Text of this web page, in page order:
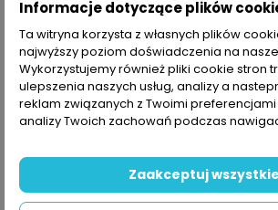
Informacje dotyczące plików
Ta witryna korzysta z własnych plików
najwyższy poziom doświadczenia na
Wykorzystujemy również pliki cookie stron
ulepszenia naszych usług, analizy a
reklam związanych z Twoimi
analizy Twoich zachowań podczas
Zaakceptuj wszystkie